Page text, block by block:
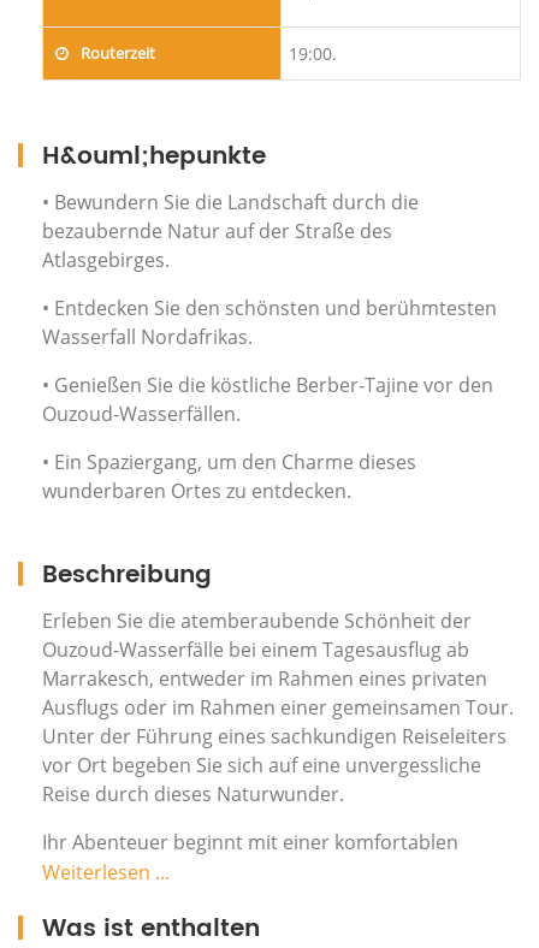
Routerzeit 19:00.
H&ouml;hepunkte
• Bewundern Sie die Landschaft durch die
bezaubernde Natur auf der Straße des
Atlasgebirges.
• Entdecken Sie den schönsten und berühmtesten
Wasserfall Nordafrikas.
• Genießen Sie die köstliche Berber-Tajine vor den
Ouzoud-Wasserfällen.
• Ein Spaziergang, um den Charme dieses
wunderbaren Ortes zu entdecken.
Beschreibung
Erleben Sie die atemberaubende Schönheit der
Ouzoud-Wasserfälle bei einem Tagesausflug ab
Marrakesch, entweder im Rahmen eines privaten
Ausflugs oder im Rahmen einer gemeinsamen Tour.
Unter der Führung eines sachkundigen Reiseleiters
vor Ort begeben Sie sich auf eine unvergessliche
Reise durch dieses Naturwunder.
Ihr Abenteuer beginnt mit einer komfortablen
Abholung in einem klimatisierten Fahrzeug, das Sie
die ruhige marokkanische Landschaft bringt. Wenn
Weiterlesen ...
Was ist enthalten